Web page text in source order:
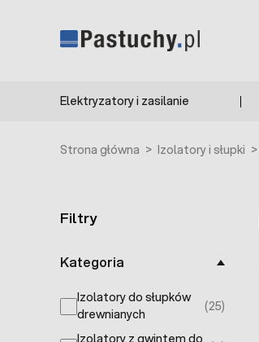
Elektryzatory i zasilanie
Strona główna > Izolatory i słupki >
Filtry
Kategoria
Izolatory do słupków
drewnianych
(25)
products available
Izolatory z gwintem do